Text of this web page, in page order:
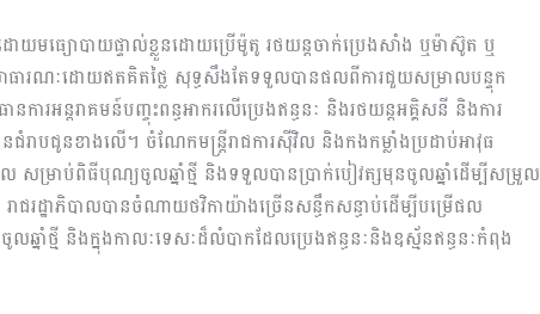
ោយមធ្យោបាយផ្ទាល់ខ្លួនដោយប្រើម៉ូតូ រថយន្តចាក់ប្រេងសាំង ឬម៉ាស៊ូត ឬ
ាធារណៈដោយឥតគិតថ្លៃ សុទ្ធសឹងតែទទួលបានផលពីការជួយសម្រាលបន្ទុក
ការអន្តរាគមន៍បញ្ចុះពន្ធអាករលើប្រេងឥន្ធនៈ និងរថយន្តអគ្គិសនី និងការ
រាបជូនខាងលើ។ ចំណែកមន្ត្រីរាជការស៊ីវិល និងកងកម្លាំងប្រដាប់អាវុធ
ាល សម្រាប់ពិធីបុណ្យចូលឆ្នាំថ្មី និងទទួលបានប្រាក់បៀវត្សមុនចូលឆ្នាំដើម្បីសម្រួល
រដ្ឋាភិបាលបានចំណាយថវិកាយ៉ាងច្រើនសន្ធឹកសន្ធាប់ដើម្បីបម្រើផល
នាំថ្មី និងក្នុងកាលៈទេសៈដ៏លំបាកដែលប្រេងឥន្ធនៈនិងឧស្ម័នឥន្ធនៈកំពុង